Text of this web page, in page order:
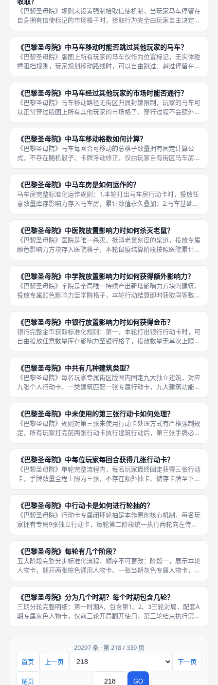
《巴黎圣母院》规则未设置强制拾取信使机制，当玩家马车停留在
自身拥有信使标记的市场格子时，拾取行为完全由玩家自主决定，
可以当场收取存入库存，也可以主动放弃保留在市场格子留至后续
轮次；若市场内是其他玩家的信使标记，无论是否停留、路过都无
法拾取，
《巴黎圣母院》中马车移动时能否跳过其他玩家的马车？
《巴黎圣母院》版图上所有玩家的马车仅作为位置标记，无实体碰
撞阻挡规则，玩家规划移动路线时，可以自由跳过、越过停留在任
意市场格子的其他玩家马车，途经对手马车格子仅正常消耗一格移
动步数，不会强制停止、不会扣除额外移动格，不存在卡位封锁对
手马车移
《巴黎圣母院》中马车经过其他玩家的市场时能否通行？
《巴黎圣母院》马车移动路径无街区归属封锁限制，玩家的马车可
以正常穿过版图上所有其他玩家的市场格子，穿行过程不会额外消
耗移动步数、不会被对手马车、市场建筑阻挡，唯一约束仅针对停
留与信使拾取，单纯通行行为完全合规，是中期跨区域抢夺远端稀
缺少色信
《巴黎圣母院》中马车移动格数如何计算？
《巴黎圣母院》马车每回合可移动的总格子数量拥有固定计算公
式，不存在随机骰子、卡牌浮动修正，仅由玩家自有街区马车房、
旅馆两处建筑累计存放的影响力方块总数决定，两项数值直接相加
得到本轮马车移动上限，计算逻辑简单直观，新手不易出现数值计
算失误。完
《巴黎圣母院》中马车房是如何运作的？
马车房完整标准化运作规则：1.本轮打出马车房行动卡时，投放任
意数量库存影响力存入马车房，累计数值永久叠加；2.马车基础移
动格数等于马车房累计存放影响力总数，初始马车房0枚，每轮仅
能移动1格；累计4枚可单次移动4格，累计7枚单次7格，长途移动
《巴黎圣母院》中医院放置影响力时如何杀灭老鼠？
《巴黎圣母院》医院是唯一杀灭、抵消老鼠刻度的渠道，投放专属
颜色影响力方块存入医院格子，本轮鼠疫结算阶段按照医院累计总
数量下调个人鼠疫轨道标记，等同于杀灭对应数量老鼠，同时具备
3枚一档额外加成，专一投放医院可全程将轨道压制在安全区间，
规避9刻
《巴黎圣母院》中学院放置影响力时如何获得额外影响力？
《巴黎圣母院》学院是全局唯一持续产出新增影响力方块的建筑，
投放专属颜色影响力至学院格子，本轮行动结算即时获取同等数量
全新影响力补充库存，收益递增逻辑与银行完全统一，累计存放总
量越高单轮补充越多，影响力是投放九大建筑、控鼠疫、堆圣母院
的核心基
《巴黎圣母院》中银行放置影响力时如何获得金币？
银行完整金币获取标准化规则：第一，本轮打出银行行动卡时，可
自由投放任意数量库存影响力至银行格子，投放数量无单次上限，
影响力永久留存银行，无需每轮重复投放；第二，本轮即时金币计
算逻辑，银行累计存放X枚影响力，本轮直接获得X枚金币，例如
银行累计
《巴黎圣母院》中共有几种建筑类型？
《巴黎圣母院》每名玩家专属街区版图内固定九大独立建筑，对应
九张个人行动卡，一类建筑匹配一张专属行动卡，九大建筑功能完
全独立，分别为银行、学院、医院、马车房、公园、圣母院、旅
馆、民居、挚友工坊，九大建筑构成游戏全部资源、声望、疫病管
控体系，无
《巴黎圣母院》中未使用的第三张行动卡如何处理？
《巴黎圣母院》规则对第三张未使用行动卡处理方式有严格强制规
定，所有玩家打完前两张行动卡执行建筑行动后，第三张手牌必须
面朝下放置在自身两张已打出卡牌下方隐藏弃置，本轮全程作废，
不能翻开查看、不能留存至下一轮、不能交换给其他玩家、不能触
发任何建
《巴黎圣母院》中每位玩家每回合获得几张行动卡？
《巴黎圣母院》单轮完整流程内，每名玩家最终固定获得三张行动
卡，手牌数量全程上限为三张，不存在额外抽卡、储存卡牌至下一
轮的规则，三轮手牌全部来自个人专属9张行动卡牌堆，传牌闭环
结束后手牌严格锁定三张，不会出现多卡、少卡情况。完整手牌获
取全流程
《巴黎圣母院》中行动卡是如何进行轮抽的？
《巴黎圣母院》行动卡专属闭环轮抽是本作原创核心机制，每名玩
家拥有专属9张独立行动卡，每轮第二阶段统一执行两轮向左传递
留牌流程，全程单向传牌、不可反向传递，最终固定持有三张行动
卡，两张执行行动、一张隐藏弃置，整套轮抽流程标准化，单人、
二人、多
《巴黎圣母院》每轮有几个阶段？
五大阶段完整分步标准化流程，顺序不可更改：阶段一，展示本轮
人物卡，翻开两张棕色通用人物卡、一张当期灰色专属人物卡，三
张全部公开放置版图中央，卡牌底部老鼠图标相加为本轮全局基础
疫病增量，所有玩家提前预判本轮鼠疫压力；阶段二，闭环轮抽行
动卡牌，
《巴黎圣母院》分为几个时期？每个时期包含几轮？
三期分轮完整明细：第一时期A，包含第1、2、3三轮对局，配套A
期专属灰色人物卡，仅前三轮开局翻开使用，第三轮结束执行第一
次圣母院阶段性计分，洗匀全部6张棕色通用人物卡重新堆叠；第
20297 条 · 第 218 / 339 页
首页
上一页 下一页
尾页 GO